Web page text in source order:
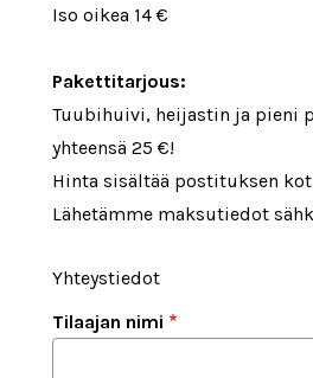
Iso oikea 14 €
Pakettitarjous:
Tuubihuivi, heijastin ja pieni
yhteensä 25 €!
Hinta sisältää postituksen
Lähetämme maksutiedot
Yhteystiedot
Tilaajan nimi